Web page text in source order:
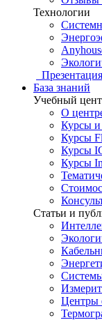
Технологии
База знаний
Учебный
О
Курсы
Курсы
Курсы
Курсы
Статьи и
Центры